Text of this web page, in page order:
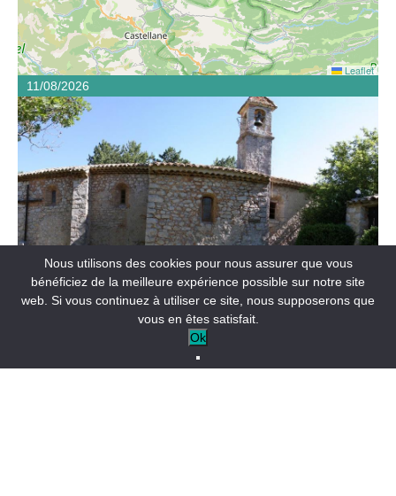
Anciennement église du village, la chapelle Notre-Dame
avec son cimetière à proximité, date, sous sa forme
actuelle, du XVIIème siècle.
FÊTES ET MANIFESTATIONS
Visite de la chapelle Notre-Dame
11/08/2026
SAINT-JULIEN-DU-VERDON
Leaflet
Nous utilisons des cookies pour nous assurer que vous
bénéficiez de la meilleure expérience possible sur notre site
web. Si vous continuez à utiliser ce site, nous supposerons que
vous en êtes satisfait.
Ok